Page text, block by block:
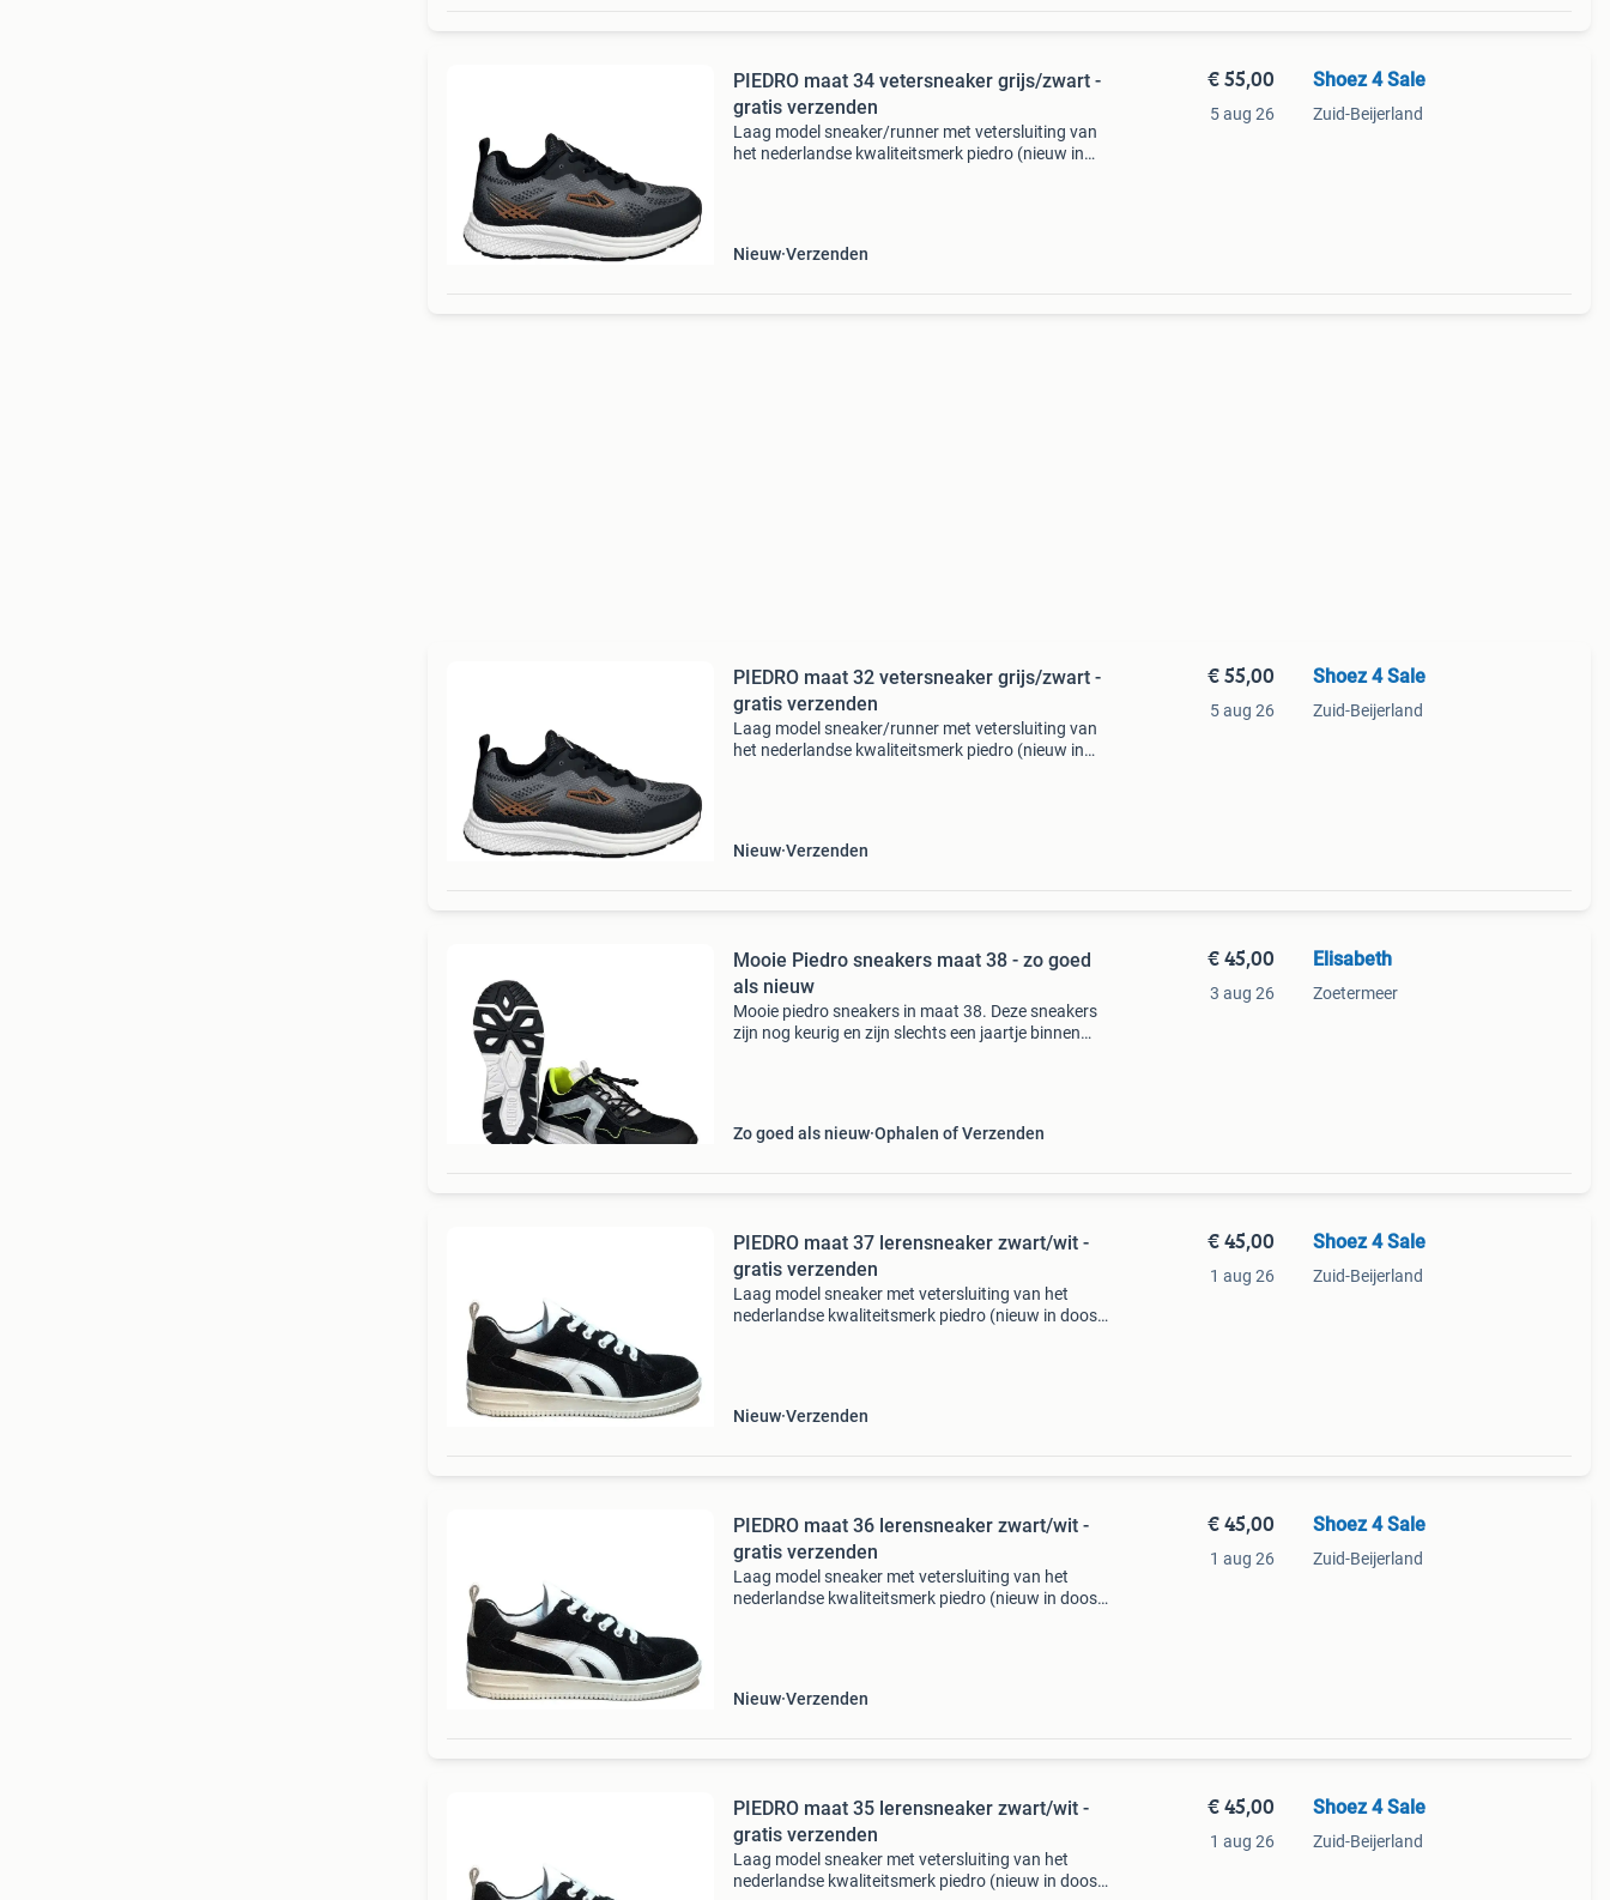
PIEDRO maat 34 vetersneaker grijs/zwart -
gratis verzenden
Laag model sneaker/runner met vetersluiting van
het nederlandse kwaliteitsmerk piedro (nieuw in
Nieuw Verzenden
€ 55,00
5 aug 26
Shoez 4 Sale
Zuid-Beijerland
PIEDRO maat 32 vetersneaker grijs/zwart -
gratis verzenden
Laag model sneaker/runner met vetersluiting van
het nederlandse kwaliteitsmerk piedro (nieuw in
Nieuw Verzenden
€ 55,00
5 aug 26
Shoez 4 Sale
Zuid-Beijerland
Mooie Piedro sneakers maat 38 - zo goed
als nieuw
Mooie piedro sneakers in maat 38. Deze sneakers
zijn nog keurig en zijn slechts een jaartje binnen
Zo goed als nieuw Ophalen of Verzenden
€ 45,00
3 aug 26
Elisabeth
Zoetermeer
PIEDRO maat 37 lerensneaker zwart/wit -
gratis verzenden
Laag model sneaker met vetersluiting van het
nederlandse kwaliteitsmerk piedro (nieuw in doos).
Nieuw Verzenden
€ 45,00
1 aug 26
Shoez 4 Sale
Zuid-Beijerland
PIEDRO maat 36 lerensneaker zwart/wit -
gratis verzenden
Laag model sneaker met vetersluiting van het
nederlandse kwaliteitsmerk piedro (nieuw in doos).
Nieuw Verzenden
€ 45,00
1 aug 26
Shoez 4 Sale
Zuid-Beijerland
PIEDRO maat 35 lerensneaker zwart/wit -
gratis verzenden
Laag model sneaker met vetersluiting van het
nederlandse kwaliteitsmerk piedro (nieuw in doos).
€ 45,00
1 aug 26
Shoez 4 Sale
Zuid-Beijerland